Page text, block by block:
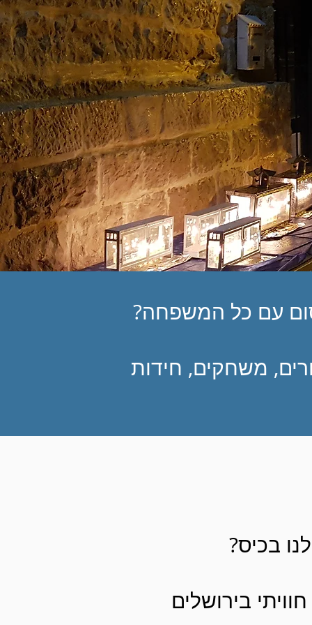
עם כל המשפחה?
משחקים, חידות
בכיס?
בירושלים